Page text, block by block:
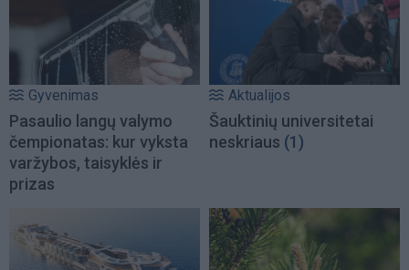
Gyvenimas
Pasaulio langų valymo
čempionatas: kur vyksta
varžybos, taisyklės ir
prizas
Aktualijos
Šauktinių universitetai
neskriaus (1)